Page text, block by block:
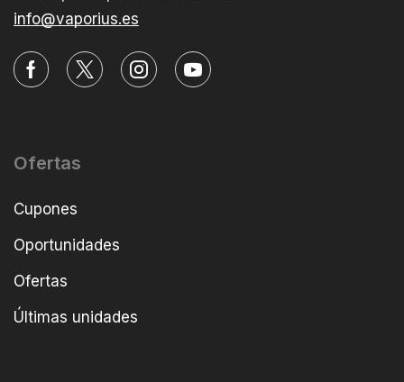
info@vaporius.es
Ofertas
Cupones
Oportunidades
Ofertas
Últimas unidades